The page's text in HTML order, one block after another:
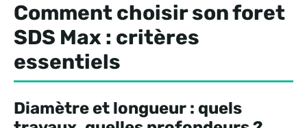
Comment choisir son foret
SDS Max : critères
essentiels
Diamètre et longueur : quels